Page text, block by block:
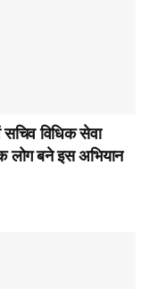
विधिक सेवा
लोग बने इस अभियान